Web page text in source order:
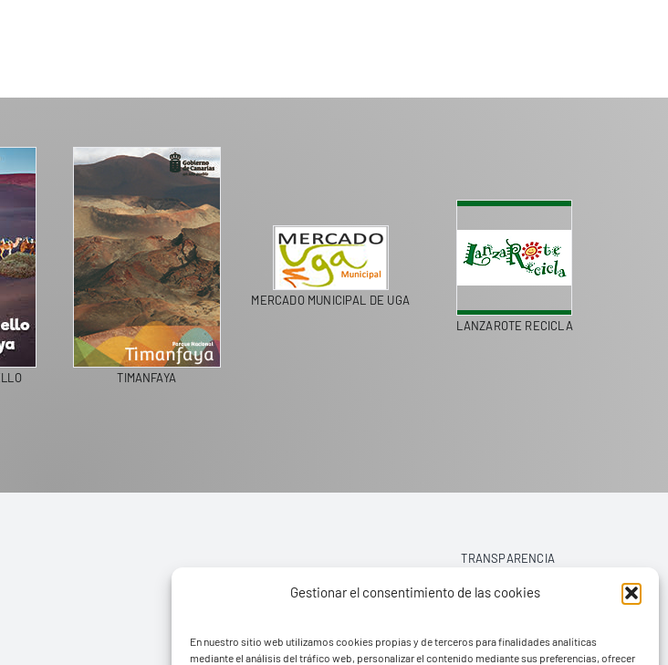
Gestionar el consentimiento de las cookies
En nuestro sitio web utilizamos cookies propias y de terceros para finalidades analíticas
mediante el análisis del tráfico web, personalizar el contenido mediante sus preferencias, ofrecer
TIMANFAYA
MERCADO MUNICIPAL DE UGA
LANZAROTE RECICLA
TRANSPARENCIA
AVISO LEGAL
POLÍTICA DE PRIVACIDAD